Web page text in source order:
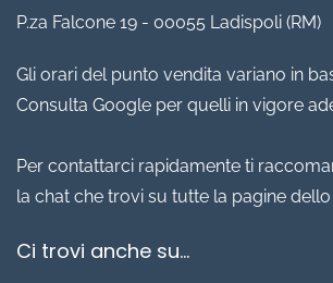
P.za Falcone 19 - 00055 Ladispoli (RM)
Gli orari del punto vendita variano in
Consulta Google per quelli in vigore
Per contattarci rapidamente ti
la chat che trovi su tutte la pagine dello
Ci trovi anche su...